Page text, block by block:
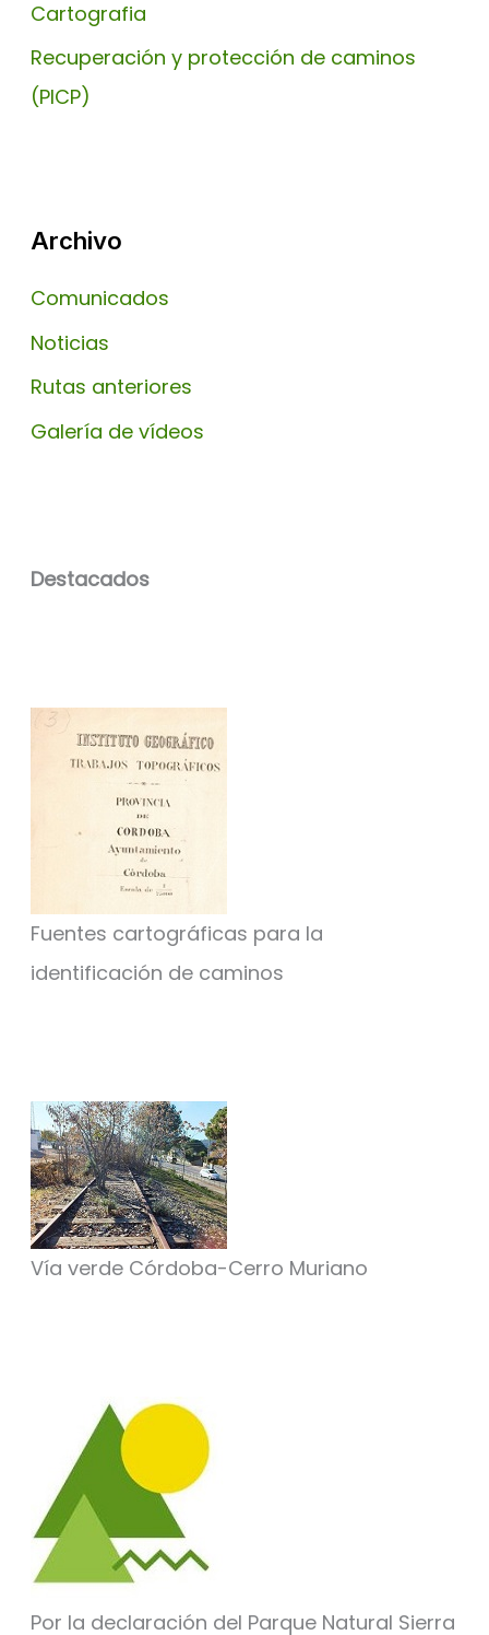
Cartografia
Recuperación y protección de caminos
(PICP)
Archivo
Comunicados
Noticias
Rutas anteriores
Galería de vídeos
Destacados
Fuentes cartográficas para la
identificación de caminos
Vía verde Córdoba-Cerro Muriano
Por la declaración del Parque Natural Sierra